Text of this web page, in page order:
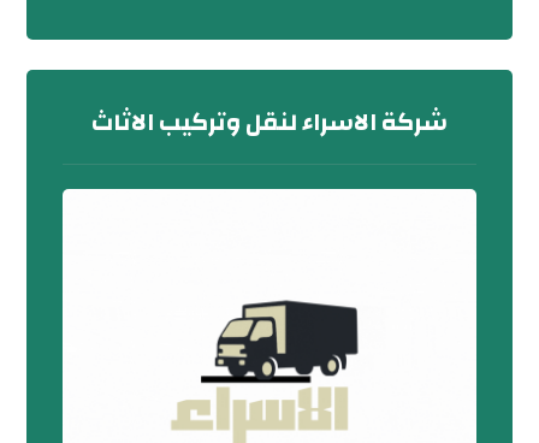
شركة الاسراء لنقل وتركيب الاثاث